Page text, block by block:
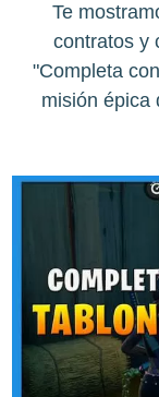
Te
contratos y
"Completa
misión épica